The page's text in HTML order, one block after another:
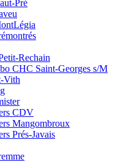
Pré
Rechain
CHC Saint-Georges s/M
Vith
CDV
Mangombroux
Prés-Javais